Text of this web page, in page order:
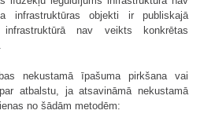
infrastruktūras objekti ir publiskajā
nav veikts konkrētas
nekustamā īpašuma pirkšana vai
atbalstu, ja atsavināmā nekustamā
no šādām metodēm: